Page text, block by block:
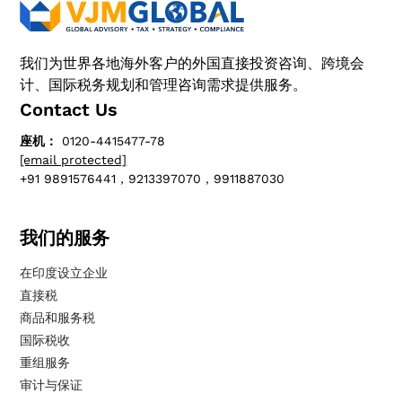
我们为世界各地海外客户的外国直接投资咨询、跨境会
计、国际税务规划和管理咨询需求提供服务。
Contact Us
座机：
0120-4415477-78
[email protected]
+91 9891576441，9213397070，9911887030
我们的服务
在印度设立企业
直接税
商品和服务税
国际税收
重组服务
审计与保证